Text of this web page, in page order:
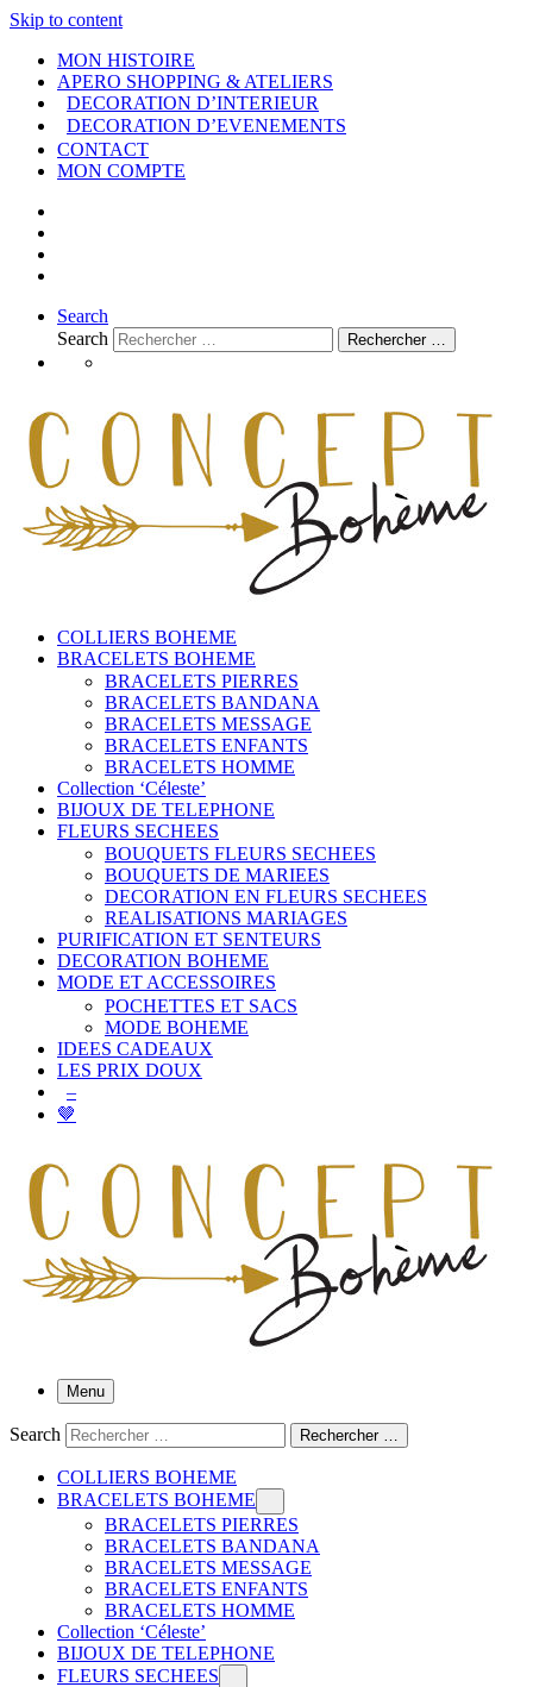
Skip to content
MON HISTOIRE
APERO SHOPPING & ATELIERS
DECORATION D’INTERIEUR
DECORATION D’EVENEMENTS
CONTACT
MON COMPTE
Search
Search
Rechercher …
COLLIERS BOHEME
BRACELETS BOHEME
BRACELETS PIERRES
BRACELETS BANDANA
BRACELETS MESSAGE
BRACELETS ENFANTS
BRACELETS HOMME
Collection ‘Céleste’
BIJOUX DE TELEPHONE
FLEURS SECHEES
BOUQUETS FLEURS SECHEES
BOUQUETS DE MARIEES
DECORATION EN FLEURS SECHEES
REALISATIONS MARIAGES
PURIFICATION ET SENTEURS
DECORATION BOHEME
MODE ET ACCESSOIRES
POCHETTES ET SACS
MODE BOHEME
IDEES CADEAUX
LES PRIX DOUX
–
🤎
Menu
Search Rechercher …
COLLIERS BOHEME
BRACELETS BOHEME
BRACELETS PIERRES
BRACELETS BANDANA
BRACELETS MESSAGE
BRACELETS ENFANTS
BRACELETS HOMME
Collection ‘Céleste’
BIJOUX DE TELEPHONE
FLEURS SECHEES